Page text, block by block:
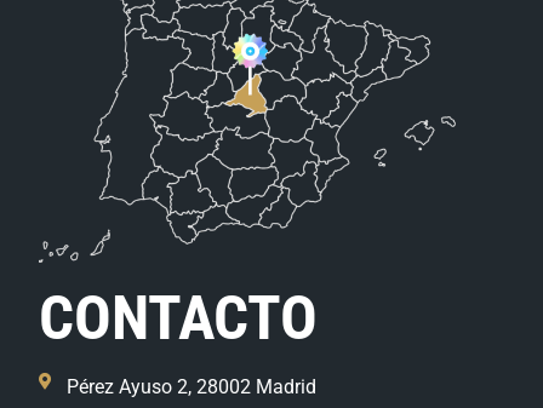
CONTACTO
Pérez Ayuso 2, 28002 Madrid